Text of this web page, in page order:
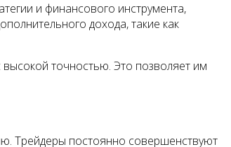
и финансового инструмента,
дохода, такие как
точностью. Это позволяет им
Трейдеры постоянно совершенствуют